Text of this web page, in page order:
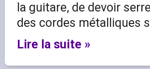
la guitare, de devoir
des cordes métalliques
Lire la suite »